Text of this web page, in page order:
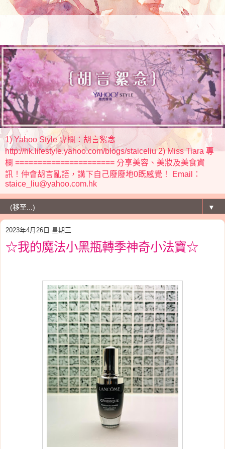
1) Yahoo Style 專欄：胡言絮念
http://hk.lifestyle.yahoo.com/blogs/staiceliu 2) Miss Tiara 專
欄 ====================== 分享美容、美妝及美食資
訊！仲會胡言亂語，講下自己廢廢地0既感覺！ Email：
staice_liu@yahoo.com.hk
▼
2023年4月26日 星期三
☆我的魔法小黑瓶轉季神奇小法寶☆